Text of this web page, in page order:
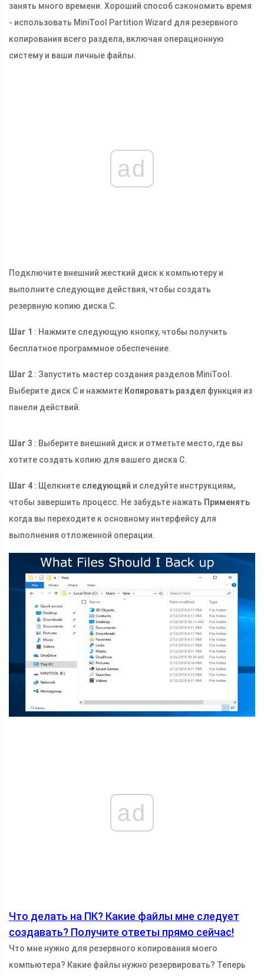
занять много времени. Хороший способ сэкономить время
- использовать MiniTool Partition Wizard для резервного
копирования всего раздела, включая операционную
систему и ваши личные файлы.
ad
Подключите внешний жесткий диск к компьютеру и
выполните следующие действия, чтобы создать
резервную копию диска C.
Шаг 1 : Нажмите следующую кнопку, чтобы получить
бесплатное программное обеспечение.
Шаг 2 : Запустить мастер создания разделов MiniTool.
Выберите диск C и нажмите Копировать раздел функция из
панели действий.
Шаг 3 : Выберите внешний диск и отметьте место, где вы
хотите создать копию для вашего диска C.
Шаг 4 : Щелкните следующий и следуйте инструкциям,
чтобы завершить процесс. Не забудьте нажать Применять
когда вы переходите к основному интерфейсу для
выполнения отложенной операции.
ad
Что делать на ПК? Какие файлы мне следует
создавать? Получите ответы прямо сейчас!
Что мне нужно для резервного копирования моего
компьютера? Какие файлы нужно резервировать? Теперь